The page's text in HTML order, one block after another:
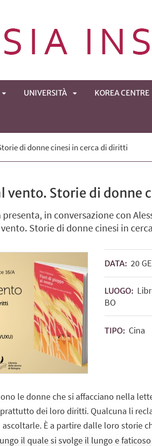
SOTTOMENÙ
UNIVERSITÀ
SOTTOMENÙ
KOREA CENTRE
di donne cinesi in cerca di diritti
vento. Storie di donne
in conversazione con
Storie di donne cinesi in
DATA: 20
LUOGO:
BO
TIPO: Cina
le donne che si affacciano nella
dei loro diritti. Qualcuna li
È a partire dalle loro storie
il quale si svolge il lungo e